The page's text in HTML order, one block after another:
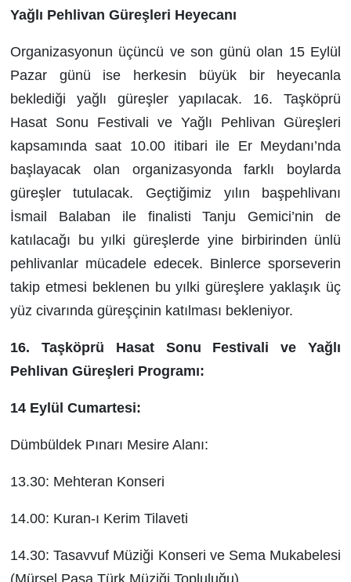
Yağlı Pehlivan Güreşleri Heyecanı
Organizasyonun üçüncü ve son günü olan 15 Eylül
Pazar günü ise herkesin büyük bir heyecanla
beklediği yağlı güreşler yapılacak. 16. Taşköprü
Hasat Sonu Festivali ve Yağlı Pehlivan Güreşleri
kapsamında saat 10.00 itibari ile Er Meydanı’nda
başlayacak olan organizasyonda farklı boylarda
güreşler tutulacak. Geçtiğimiz yılın başpehlivanı
İsmail Balaban ile finalisti Tanju Gemici’nin de
katılacağı bu yılki güreşlerde yine birbirinden ünlü
pehlivanlar mücadele edecek. Binlerce sporseverin
takip etmesi beklenen bu yılki güreşlere yaklaşık üç
yüz civarında güreşçinin katılması bekleniyor.
16. Taşköprü Hasat Sonu Festivali ve Yağlı
Pehlivan Güreşleri Programı:
14 Eylül Cumartesi:
Dümbüldek Pınarı Mesire Alanı:
13.30: Mehteran Konseri
14.00: Kuran-ı Kerim Tilaveti
14.30: Tasavvuf Müziği Konseri ve Sema Mukabelesi
(Mürsel Paşa Türk Müziği Topluluğu)